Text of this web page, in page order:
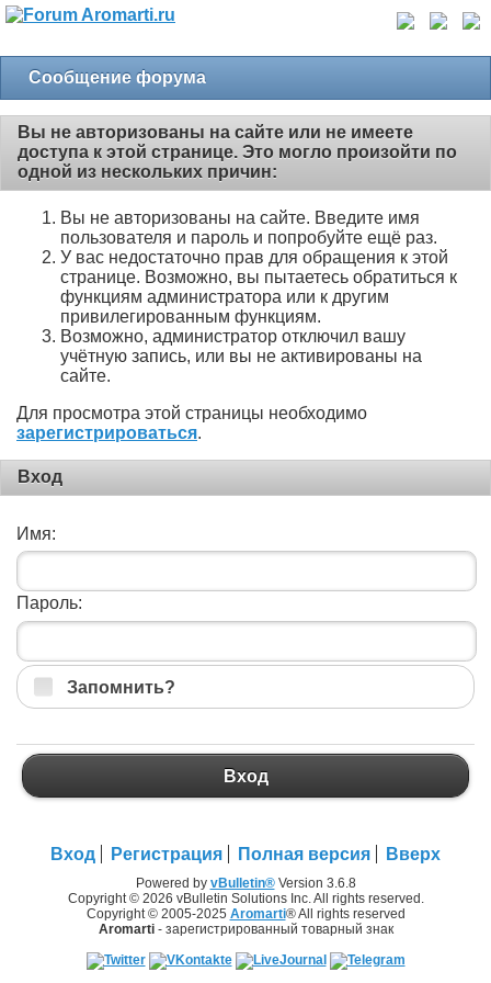
Сообщение форума
Вы не авторизованы на сайте или не имеете
доступа к этой странице. Это могло произойти по
одной из нескольких причин:
Вы не авторизованы на сайте. Введите имя
пользователя и пароль и попробуйте ещё раз.
У вас недостаточно прав для обращения к этой
странице. Возможно, вы пытаетесь обратиться к
функциям администратора или к другим
привилегированным функциям.
Возможно, администратор отключил вашу
учётную запись, или вы не активированы на
сайте.
Для просмотра этой страницы необходимо
зарегистрироваться.
Вход
Имя:
Пароль:
Запомнить?
Вход
Вход Регистрация Полная версия Вверх
Powered by vBulletin®Version 3.6.8
Copyright © 2026 vBulletin Solutions Inc. All rights reserved.
Copyright © 2005-2025 Aromarti® All rights reserved
Aromarti- зарегистрированный товарный знак